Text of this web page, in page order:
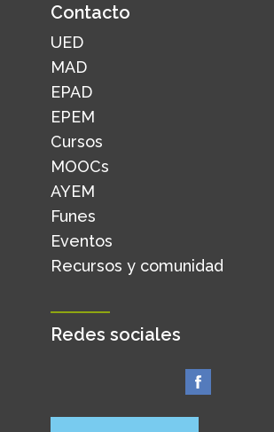
Contacto
UED
MAD
EPAD
EPEM
Cursos
MOOCs
AYEM
Funes
Eventos
Recursos y comunidad
Redes sociales